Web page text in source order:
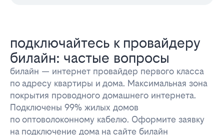
подключайтесь к провайдеру
билайн: частые вопросы
билайн — интернет провайдер первого класса
по адресу квартиры и дома. Максимальная зона
покрытия проводного домашнего интернета.
Подключены 99% жилых домов
по оптоволоконному кабелю. Оформите заявку
на подключение дома на сайте билайн